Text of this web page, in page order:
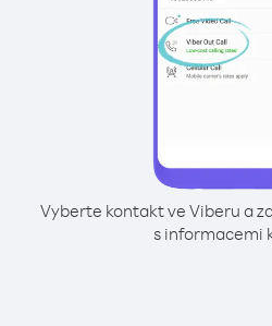
Vyberte kontakt ve Viberu a
s informacemi